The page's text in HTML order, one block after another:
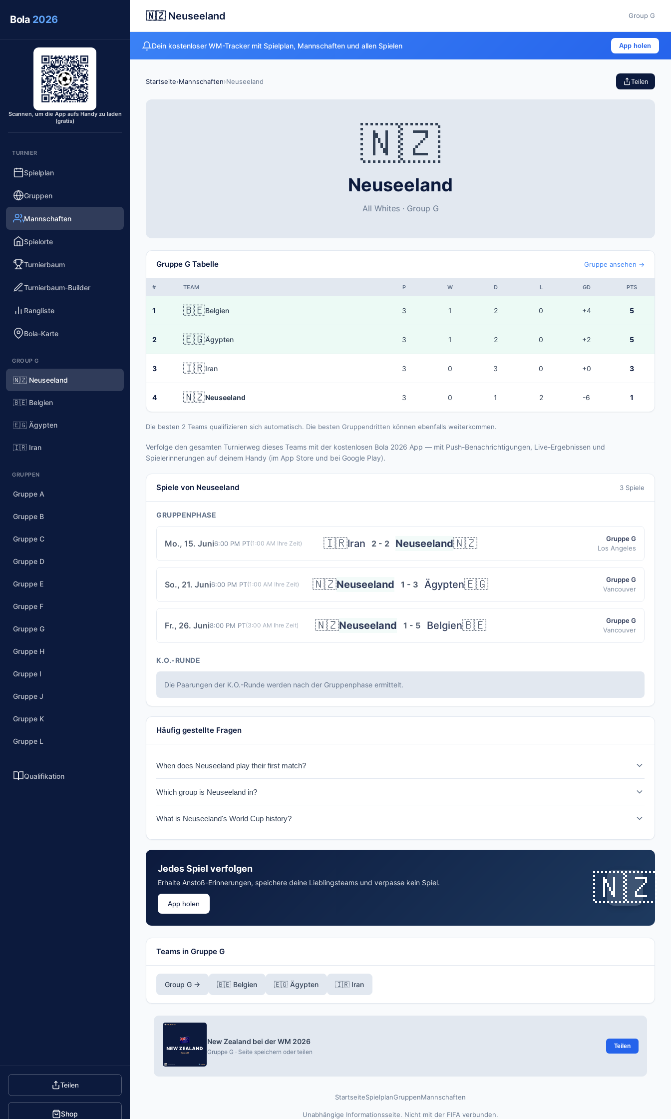
Bola 2026
Scannen, um die App aufs Handy zu laden
(gratis)
TURNIER
Spielplan
Gruppen
Mannschaften
Spielorte
Turnierbaum
Turnierbaum-Builder
Rangliste
Bola-Karte
GROUP G
🇳🇿 Neuseeland
🇧🇪 Belgien
🇪🇬 Ägypten
🇮🇷 Iran
GRUPPEN
Gruppe A
Gruppe B
Gruppe C
Gruppe D
Gruppe E
Gruppe F
Gruppe G
Gruppe H
Gruppe I
Gruppe J
Gruppe K
Gruppe L
Qualifikation
Teilen
Shop
🇳🇿 Neuseeland Group G
Dein kostenloser WM-Tracker mit Spielplan, Mannschaften und allen Spielen App holen
Startseite›Mannschaften›Neuseeland Teilen
🇳🇿
Neuseeland
All Whites · Group G
Gruppe G Tabelle Gruppe ansehen →
# TEAM P W D L GD PTS
1 🇧🇪Belgien 3 1 2 0 +4 5
2 🇪🇬Ägypten 3 1 2 0 +2 5
3 🇮🇷Iran 3 0 3 0 +0 3
4 🇳🇿Neuseeland 3 0 1 2 -6 1
Die besten 2 Teams qualifizieren sich automatisch. Die besten Gruppendritten können ebenfalls weiterkommen.
Verfolge den gesamten Turnierweg dieses Teams mit der kostenlosen Bola 2026 App — mit Push-Benachrichtigungen, Live-Ergebnissen und
Spielerinnerungen auf deinem Handy (im App Store und bei Google Play).
Spiele von Neuseeland 3 Spiele
GRUPPENPHASE
Mo., 15. Juni6:00 PM PT(1:00 AM Ihre Zeit) 🇮🇷Iran 2 - 2 Neuseeland🇳🇿
Gruppe G
Los Angeles
So., 21. Juni6:00 PM PT(1:00 AM Ihre Zeit) 🇳🇿Neuseeland 1 - 3 Ägypten🇪🇬
Gruppe G
Vancouver
Fr., 26. Juni8:00 PM PT(3:00 AM Ihre Zeit) 🇳🇿Neuseeland 1 - 5 Belgien🇧🇪
Gruppe G
Vancouver
K.O.-RUNDE
Die Paarungen der K.O.-Runde werden nach der Gruppenphase ermittelt.
Häufig gestellte Fragen
When does Neuseeland play their first match?
Which group is Neuseeland in?
What is Neuseeland's World Cup history?
Jedes Spiel verfolgen
Erhalte Anstoß-Erinnerungen, speichere deine Lieblingsteams und verpasse kein Spiel.
App holen 🇳🇿
Teams in Gruppe G
Group G → 🇧🇪 Belgien 🇪🇬 Ägypten 🇮🇷 Iran
New Zealand bei der WM 2026
Gruppe G · Seite speichern oder teilen
Teilen
StartseiteSpielplanGruppenMannschaften
Unabhängige Informationsseite. Nicht mit der FIFA verbunden.